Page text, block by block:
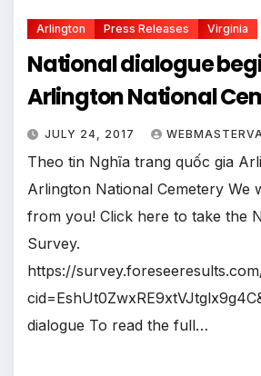
Arlington Press Releases Virginia
National dialogue
Arlington National
JULY 24, 2017
Theo tin Nghĩa trang quốc gia
Arlington National Cemetery We
from you! Click here to take the
Survey.
https://
dialogue To read the full…